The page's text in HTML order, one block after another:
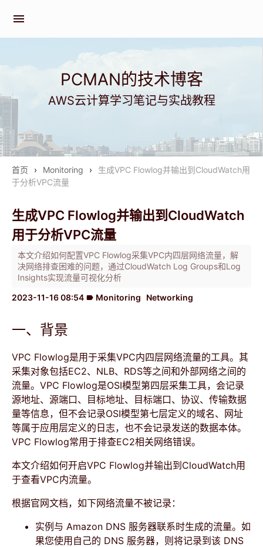
menu
PCMAN的技术博客
AWS云计算学习笔记与实战教程
首页 › Monitoring ›
生成VPC Flowlog并输出到CloudWatch用
于分析VPC流量
生成VPC Flowlog并输出到CloudWatch
用于分析VPC流量
本文介绍如何配置VPC Flowlog采集VPC内四层网络流量，解
决网络排查困难的问题，通过CloudWatch Log Groups和Log
Insights实现流量可视化分析
2023-11-16 08:54 label Monitoring Networking
一、背景
VPC Flowlog是用于采集VPC内四层网络流量的工具。其
采集对象包括EC2、NLB、RDS等之间和外部网络之间的
流量。VPC Flowlog是OSI模型第四层采集工具，会记录
源地址、源端口、目标地址、目标端口、协议、传输数据
量等信息，但不会记录OSI模型第七层定义的域名、网址
等属于应用层定义的日志，也不会记录发送的数据本体。
VPC Flowlog常用于排查EC2相关网络错误。
本文介绍如何开启VPC Flowlog并输出到CloudWatch用
于查看VPC内流量。
根据官网文档，如下网络流量不被记录：
实例与 Amazon DNS 服务器联系时生成的流量。如
果您使用自己的 DNS 服务器，则将记录到该 DNS